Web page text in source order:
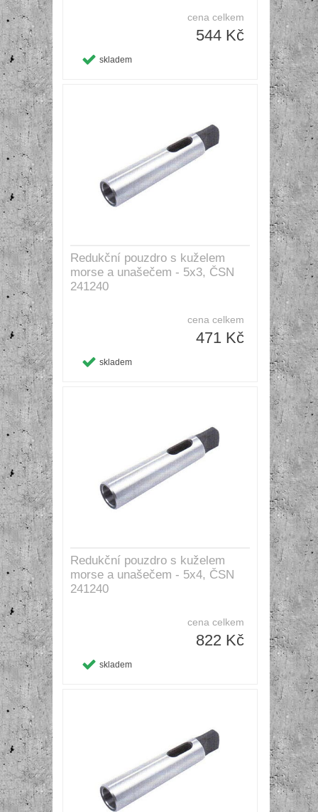
cena celkem
544 Kč
skladem
Redukční pouzdro s kuželem
morse a unašečem - 5x3, ČSN
241240
cena celkem
471 Kč
skladem
Redukční pouzdro s kuželem
morse a unašečem - 5x4, ČSN
241240
cena celkem
822 Kč
skladem